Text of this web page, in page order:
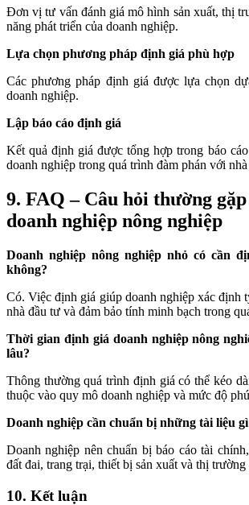
Đơn vị tư vấn đánh giá mô hình sản xuất, thị
năng phát triển của doanh nghiệp.
Lựa chọn phương pháp định giá phù hợp
Các phương pháp định giá được lựa chọn
doanh nghiệp.
Lập báo cáo định giá
Kết quả định giá được tổng hợp trong báo
doanh nghiệp trong quá trình đàm phán với
9. FAQ – Câu hỏi thường
doanh nghiệp nông nghiệp
Doanh nghiệp nông nghiệp nhỏ có cần
không?
Có. Việc định giá giúp doanh nghiệp xác định
nhà đầu tư và đảm bảo tính minh bạch trong
Thời gian định giá doanh nghiệp nông
lâu?
Thông thường quá trình định giá có thể kéo
thuộc vào quy mô doanh nghiệp và mức độ
Doanh nghiệp cần chuẩn bị những tài liệu
Doanh nghiệp nên chuẩn bị báo cáo tài
đất đai, trang trại, thiết bị sản xuất và thị trường
10. Kết luận